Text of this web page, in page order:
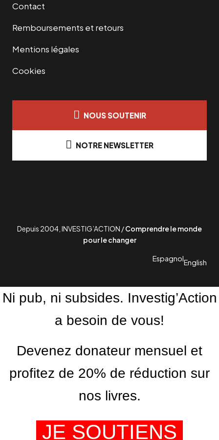
Contact
Remboursements et retours
Mentions légales
Cookies
NOUS SOUTENIR
NOTRE NEWSLETTER
Depuis 2004, INVESTIG’ACTION /Comprendre le monde
pour le changer
EspagnolEnglish
Ni pub, ni subsides. Investig’Action
a besoin de vous!
Devenez donateur mensuel et
profitez de 20% de réduction sur
nos livres.
JE SOUTIENS